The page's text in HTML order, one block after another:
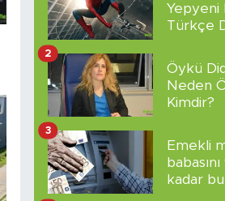
Yepyeni
Türkçe
Öykü
Neden
Kimdir?
2
Emekli
kadar
3